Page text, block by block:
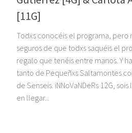
[11G]
Todxs conocéis el programa, pero
seguros de que todxs saquéis el
regalo que tenéis entre manos. Y
tanto de Pequeñxs Saltamontes
de Senseis. iNNoVaNDeRs 12G,
en llegar...